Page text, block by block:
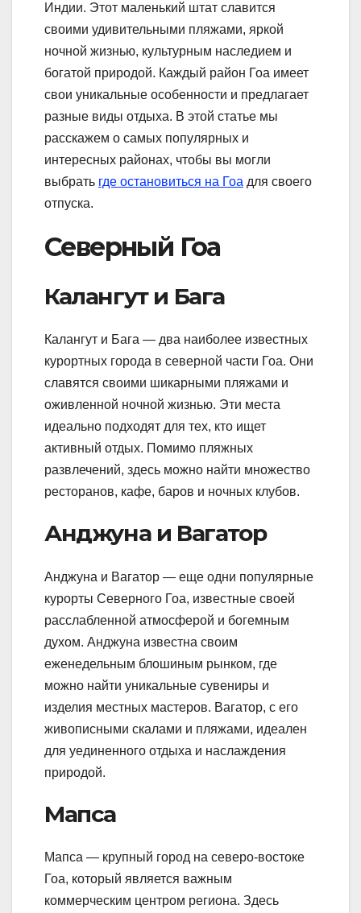
Индии. Этот маленький штат славится
своими удивительными пляжами, яркой
ночной жизнью, культурным наследием и
богатой природой. Каждый район Гоа имеет
свои уникальные особенности и предлагает
разные виды отдыха. В этой статье мы
расскажем о самых популярных и
интересных районах, чтобы вы могли
выбрать где остановиться на Гоа для своего
отпуска.
Северный Гоа
Калангут и Бага
Калангут и Бага — два наиболее известных
курортных города в северной части Гоа. Они
славятся своими шикарными пляжами и
оживленной ночной жизнью. Эти места
идеально подходят для тех, кто ищет
активный отдых. Помимо пляжных
развлечений, здесь можно найти множество
ресторанов, кафе, баров и ночных клубов.
Анджуна и Вагатор
Анджуна и Вагатор — еще одни популярные
курорты Северного Гоа, известные своей
расслабленной атмосферой и богемным
духом. Анджуна известна своим
еженедельным блошиным рынком, где
можно найти уникальные сувениры и
изделия местных мастеров. Вагатор, с его
живописными скалами и пляжами, идеален
для уединенного отдыха и наслаждения
природой.
Мапса
Мапса — крупный город на северо-востоке
Гоа, который является важным
коммерческим центром региона. Здесь